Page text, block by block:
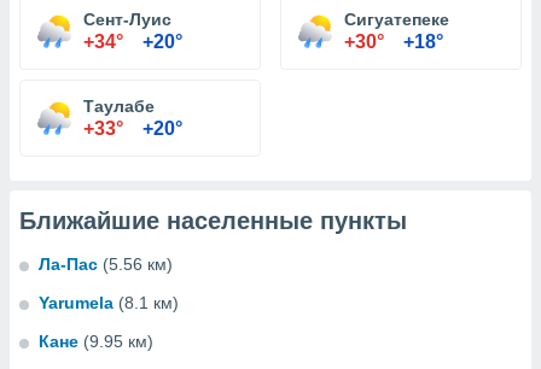
Сент-Луис
+34° +20°
Сигуатепеке
+30° +18°
Таулабе
+33° +20°
Ближайшие населенные пункты
Ла-Пас (5.56 км)
Yarumela (8.1 км)
Кане (9.95 км)